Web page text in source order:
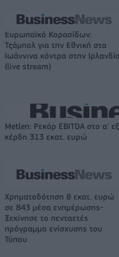
Ευρωπαϊκό Κορασίδων:
Τζάμπολ για την Εθνική στα
Ιωάννινα κόντρα στην Ιρλανδία
(live stream)
Metlen: Ρεκόρ EBITDA στο α'
κέρδη 313 εκατ. ευρώ
Χρηματοδότηση 8 εκατ. ευρώ
σε 843 μέσα ενημέρωσης-
Ξεκίνησε το πενταετές
πρόγραμμα ενίσχυσης του
Τύπου